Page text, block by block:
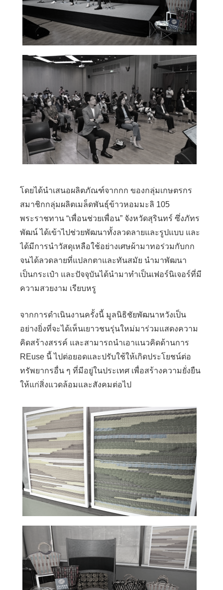
โดยได้นำเสนอผลิตภัณฑ์จากกก ของกลุ่มเกษตรกร
สมาชิกกลุ่มผลิตเมล็ดพันธุ์ข้าวหอมมะลิ 105
พระราชทาน “เพื่อนช่วยเพื่อน” จังหวัดสุรินทร์ ซึ่งภัทร
พัฒน์ ได้เข้าไปช่วยพัฒนาทั้งลวดลายและรูปแบบ และ
ได้มีการนำวัสดุเหลือใช้อย่างเศษผ้ามาทอร่วมกับกก
จนได้ลวดลายที่แปลกตาและทันสมัย นำมาพัฒนา
เป็นกระเป๋า และปัจจุบันได้นำมาทำเป็นเฟอร์นิเจอร์ที่มี
ความสวยงาม เรียบหรู
จากการดำเนินงานครั้งนี้ มูลนิธิชัยพัฒนาหวังเป็น
อย่างยิ่งที่จะได้เห็นเยาวชนรุ่นใหม่มาร่วมแสดงความ
คิดสร้างสรรค์ และสามารถนำเอาแนวคิดด้านการ
REuse นี้ ไปต่อยอดและปรับใช้ให้เกิดประโยชน์ต่อ
ทรัพยากรอื่น ๆ ที่มีอยู่ในประเทศ เพื่อสร้างความยั่งยืน
ให้แก่สิ่งแวดล้อมและสังคมต่อไป